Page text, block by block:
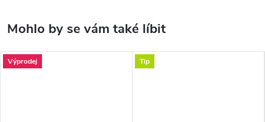
Výprodej Tip